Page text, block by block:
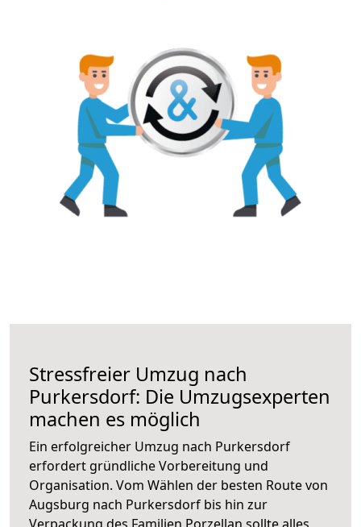
Stressfreier Umzug nach
Purkersdorf: Die Umzugsexperten
machen es möglich
Ein erfolgreicher Umzug nach Purkersdorf
erfordert gründliche Vorbereitung und
Organisation. Vom Wählen der besten Route von
Augsburg nach Purkersdorf bis hin zur